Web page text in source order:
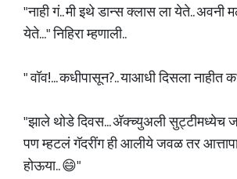
"नाही गं.. मी इथे डान्स क्लास ला येते.. अवनी
येते..." निहिरा म्हणाली..
" वॉव!... कधीपासून?.. याआधी दिसला नाहीत
"झाले थोडे दिवस... अ‍ॅक्च्युअली सुट्टीमध्येच
पण म्हटलं गॅदरींग ही आलीये जवळ तर
होऊया.. 😄"